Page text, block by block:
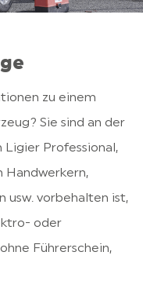
zu einem
Sie sind an der
Ligier Professional,
Handwerkern,
usw. vorbehalten ist,
oder
Führerschein,